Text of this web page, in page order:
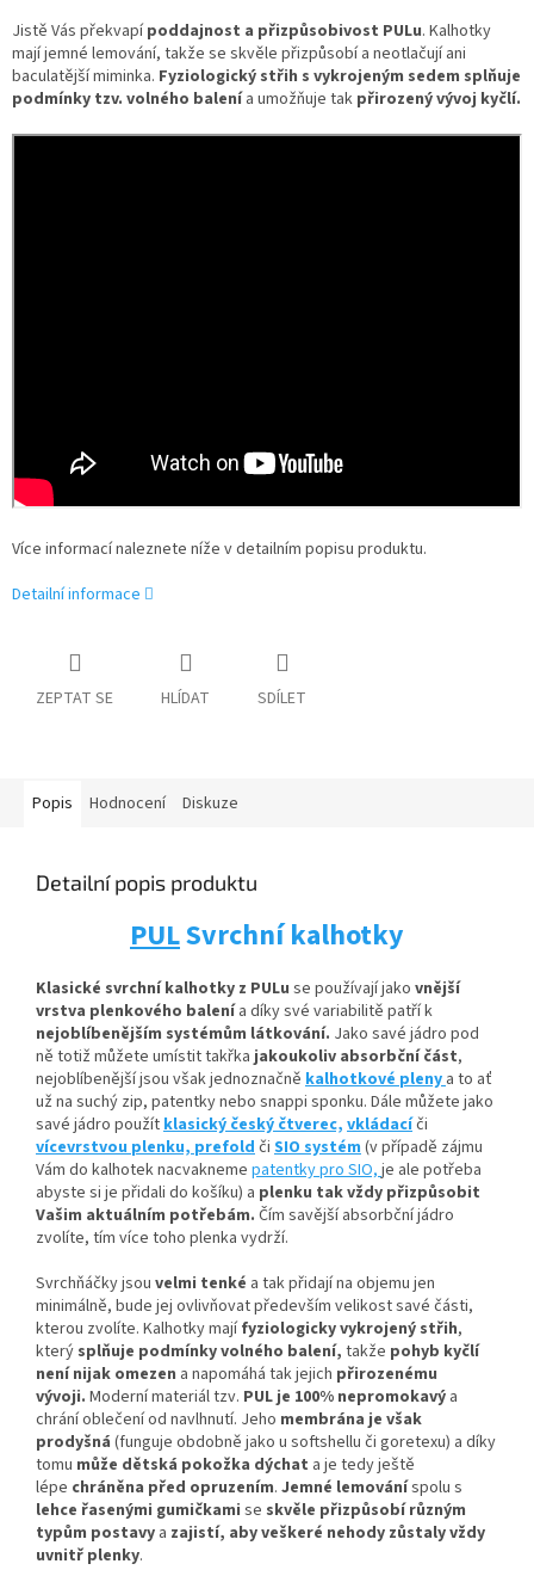
Jistě Vás překvapípoddajnost a přizpůsobivost PULu. Kalhotky
mají jemné lemování, takže se skvěle přizpůsobí a neotlačují ani
baculatější miminka. Fyziologický střih s vykrojeným sedem splňuje
podmínky tzv. volného balenía umožňuje tak přirozený vývoj kyčlí.
Více informací naleznete níže v detailním popisu produktu.
Detailní informace
ZEPTAT SE HLÍDAT SDÍLET
Popis Hodnocení Diskuze
Detailní popis produktu
PULSvrchní kalhotky
Klasické svrchní kalhotky z PULu se používají jako vnější
vrstva plenkového balenía díky své variabilitě patří k
nejoblíbenějším systémům látkování. Jako savé jádro pod
ně totiž můžete umístittakřkajakoukoliv absorbčníčást,
nejoblíbenější jsou však jednoznačně kalhotkové pleny a to ať
už na suchý zip, patentky nebo snappi sponku. Dále můžete jako
savé jádro použítklasický český čtverec, vkládacíči
vícevrstvou plenku,prefoldči SIO systém(v případě zájmu
Vám do kalhotek nacvakneme patentky pro SIO,je ale potřeba
abyste si je přidali do košíku) a plenku tak vždy přizpůsobit
Vašim aktuálním potřebám. Čím savější absorbční jádro
zvolíte, tím více toho plenka vydrží.
Svrchňáčky jsou velmi tenké a tak přidají na objemu jen
minimálně, bude jej ovlivňovat především velikost savé části,
kterou zvolíte. Kalhotky majífyziologicky vykrojený střih,
který splňuje podmínky volného balení, takže pohyb kyčlí
není nijak omezen a napomáhá tak jejich přirozenému
vývoji. Moderní materiál tzv. PUL je 100% nepromokavý a
chrání oblečení od navlhnutí. Jeho membrána je však
prodyšná (funguje obdobně jako u softshellu či goretexu) a díky
tomu může dětská pokožka dýchat a je tedy ještě
lépe chráněna před opruzením. Jemné lemováníspolu s
lehce řasenými gumičkami se skvěle přizpůsobí různým
typům postavy a zajistí, aby veškeré nehody zůstaly vždy
uvnitř plenky.